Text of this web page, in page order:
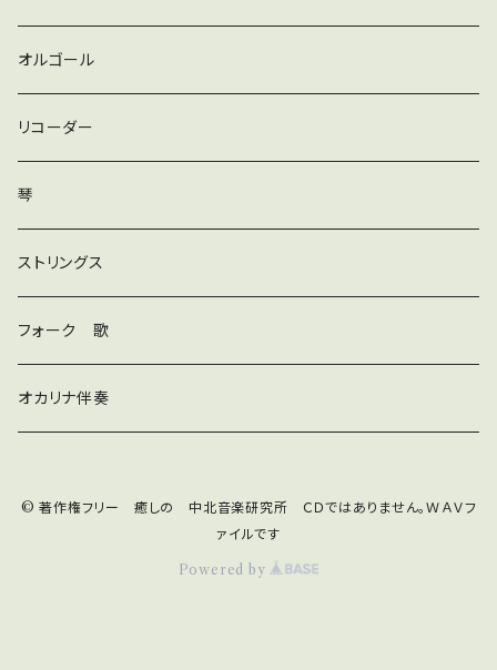
ロック
ラテン
ダンス
和風
京都
ストリングス
子ども
オルゴール
リコーダー
琴
ストリングス
フォーク 歌
オカリナ伴奏
© 著作権フリー 癒しの 中北音楽研究所 ＣＤではありません。ＷＡＶフ
ァイルです
Powered by